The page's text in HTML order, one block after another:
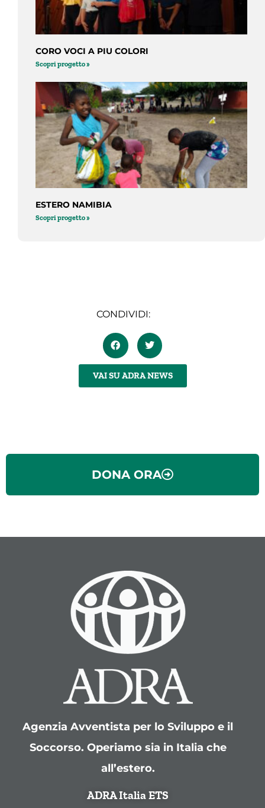
CORO VOCI A PIU COLORI
Scopri progetto »
ESTERO NAMIBIA
Scopri progetto »
CONDIVIDI:
VAI SU ADRA NEWS
DONA ORA
Agenzia Avventista per lo Sviluppo e il
Soccorso. Operiamo sia in Italia che
all’estero.
ADRA Italia ETS